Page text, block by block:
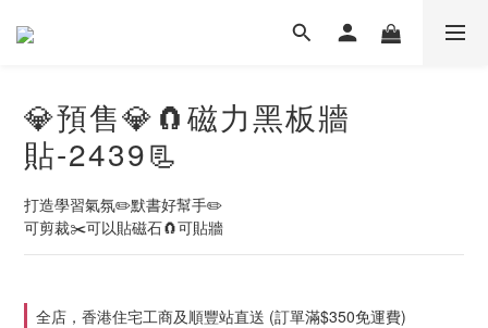
💎預售💎🧲磁力黑板牆
貼-2439📃
打造學習氣氛✏️默書好幫手✏️
可剪裁✂️可以貼磁石🧲可貼牆
全店，香港住宅工商及順豐站直送 (訂單滿$350免運費)